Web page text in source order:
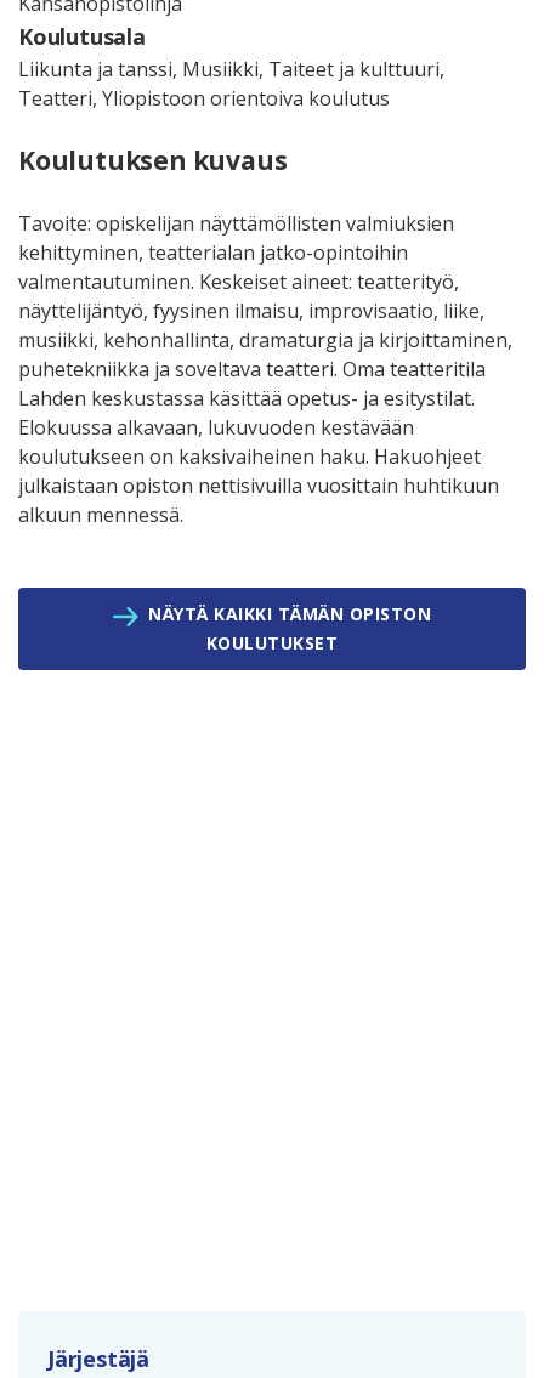
Koulutusala
Liikunta ja tanssi, Musiikki, Taiteet ja kulttuuri,
Teatteri, Yliopistoon orientoiva koulutus
Koulutuksen kuvaus
Tavoite: opiskelijan näyttämöllisten valmiuksien
kehittyminen, teatterialan jatko-opintoihin
valmentautuminen. Keskeiset aineet: teatterityö,
näyttelijäntyö, fyysinen ilmaisu, improvisaatio, liike,
musiikki, kehonhallinta, dramaturgia ja kirjoittaminen,
puhetekniikka ja soveltava teatteri. Oma teatteritila
Lahden keskustassa käsittää opetus- ja esitystilat.
Elokuussa alkavaan, lukuvuoden kestävään
koulutukseen on kaksivaiheinen haku. Hakuohjeet
julkaistaan opiston nettisivuilla vuosittain huhtikuun
alkuun mennessä.
NÄYTÄ KAIKKI TÄMÄN OPISTON
KOULUTUKSET
Järjestäjä